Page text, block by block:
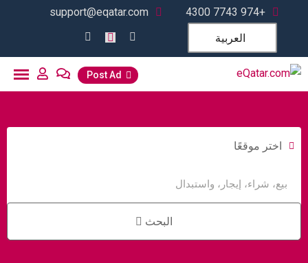
+974 7743 4300
support@eqatar.com
العربية
Post Ad
اختر موقعًا
البحث